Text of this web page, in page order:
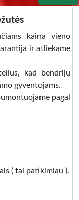
kaina vieno
ir atliekame
kad bendrijų
gyventojams.
pagal
( tai patikimiau ).